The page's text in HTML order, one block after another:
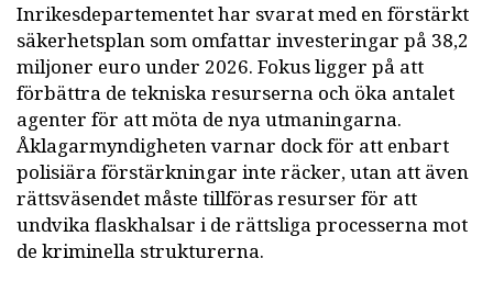
Inrikesdepartementet har svarat med en förstärkt
säkerhetsplan som omfattar investeringar på 38,2
miljoner euro under 2026. Fokus ligger på att
förbättra de tekniska resurserna och öka antalet
agenter för att möta de nya utmaningarna.
Åklagarmyndigheten varnar dock för att enbart
polisiära förstärkningar inte räcker, utan att även
rättsväsendet måste tillföras resurser för att
undvika flaskhalsar i de rättsliga processerna mot
de kriminella strukturerna.